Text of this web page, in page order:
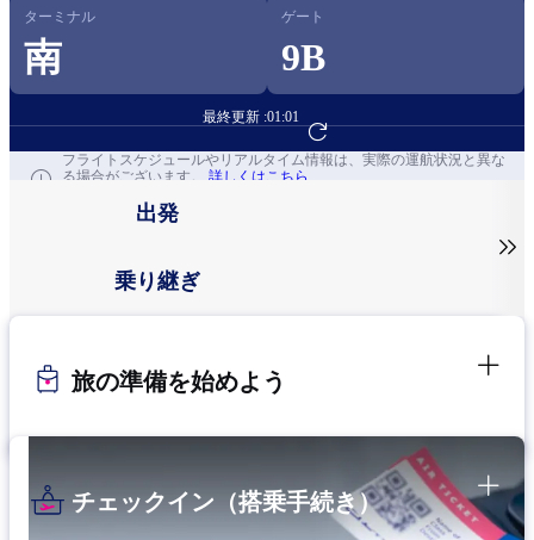
ターミナル
南
ゲート
9B
最終更新 :01:01
フライト予約へ
フライトスケジュールやリアルタイム情報は、実際の運航状況と異な
る場合がございます。 詳しくはこちら
出発
乗り継ぎ

旅の準備を始めよう
チェックイン（搭乗手続き）